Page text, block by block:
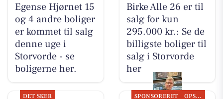
Egense Hjørnet 15
og 4 andre boliger
er kommet til salg
denne uge i
Storvorde - se
boligerne her.
Birke Alle 26 er til
salg for kun
295.000 kr.: Se de
billigste boliger til
salg i Storvorde
her
DET SKER SPONSORERET OPSLAGSTAVLEN